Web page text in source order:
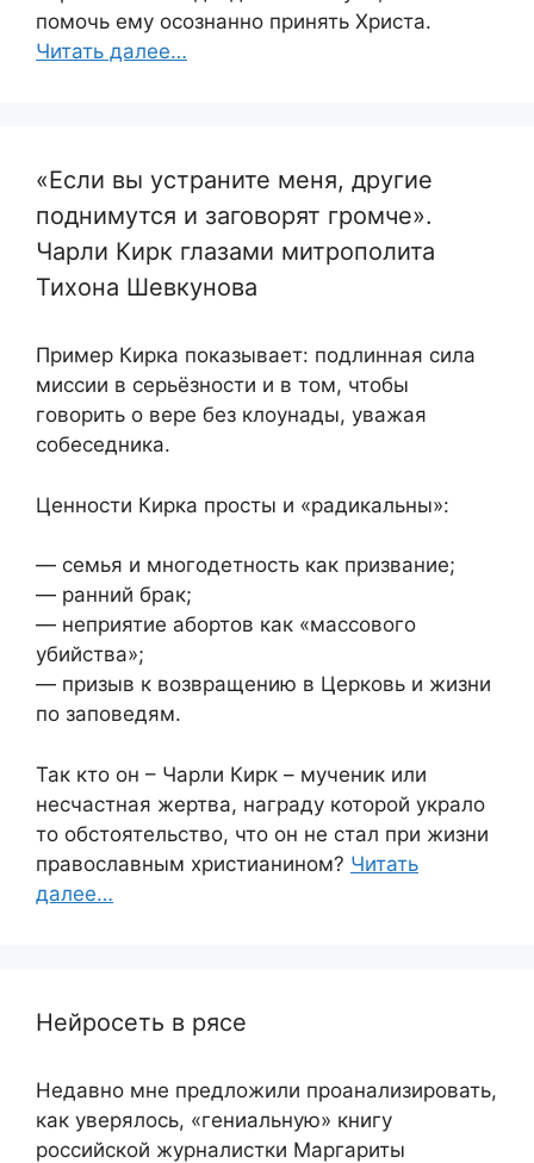
помочь ему осознанно принять Христа.
Читать далее…
«Если вы устраните меня, другие
поднимутся и заговорят громче».
Чарли Кирк глазами митрополита
Тихона Шевкунова
Пример Кирка показывает: подлинная сила
миссии в серьёзности и в том, чтобы
говорить о вере без клоунады, уважая
собеседника.
Ценности Кирка просты и «радикальны»:
— семья и многодетность как призвание;
— ранний брак;
— неприятие абортов как «массового
убийства»;
— призыв к возвращению в Церковь и жизни
по заповедям.
Так кто он – Чарли Кирк – мученик или
несчастная жертва, награду которой украло
то обстоятельство, что он не стал при жизни
православным христианином? Читать
далее…
Нейросеть в рясе
Недавно мне предложили проанализировать,
как уверялось, «гениальную» книгу
российской журналистки Маргариты